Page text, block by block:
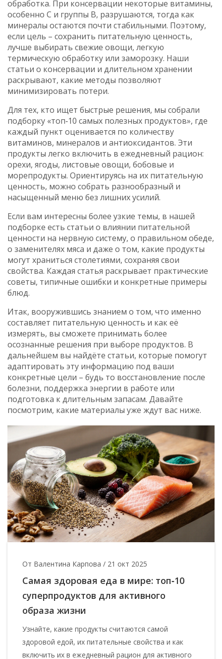
обработка. При консервации некоторые витамины,
особенно С и группы В, разрушаются, тогда как
минералы остаются почти стабильными. Поэтому,
если цель – сохранить питательную ценность,
лучше выбирать свежие овощи, легкую
термическую обработку или заморозку. Наши
статьи о консервации и длительном хранении
раскрывают, какие методы позволяют
минимизировать потери.
Для тех, кто ищет быстрые решения, мы собрали
подборку «топ‑10 самых полезных продуктов», где
каждый пункт оценивается по количеству
витаминов, минералов и антиоксидантов. Эти
продукты легко включить в ежедневный рацион:
орехи, ягоды, листовые овощи, бобовые и
морепродукты. Ориентируясь на их питательную
ценность, можно собрать разнообразный и
насыщенный меню без лишних усилий.
Если вам интересны более узкие темы, в нашей
подборке есть статьи о влиянии питательной
ценности на нервную систему, о правильном обеде,
о заменителях мяса и даже о том, какие продукты
могут храниться столетиями, сохраняя свои
свойства. Каждая статья раскрывает практические
советы, типичные ошибки и конкретные примеры
блюд.
Итак, вооружившись знанием о том, что именно
составляет питательную ценность и как её
измерять, вы сможете принимать более
осознанные решения при выборе продуктов. В
дальнейшем вы найдёте статьи, которые помогут
адаптировать эту информацию под ваши
конкретные цели – будь то восстановление после
болезни, поддержка энергии в работе или
подготовка к длительным запасам. Давайте
посмотрим, какие материалы уже ждут вас ниже.
От Валентина Карпова / 21 окт 2025
Самая здоровая еда в мире: топ‑10
суперпродуктов для активного
образа жизни
Узнайте, какие продукты считаются самой
здоровой едой, их питательные свойства и как
включить их в ежедневный рацион для активного